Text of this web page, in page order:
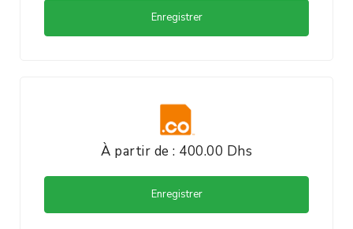
Enregistrer
À partir de : 400.00 Dhs
Enregistrer